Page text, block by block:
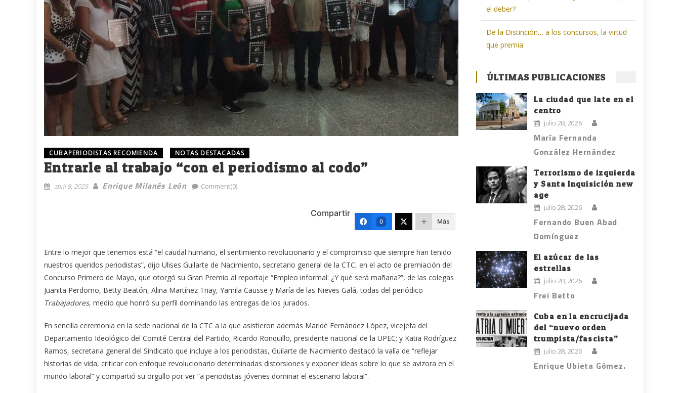
CUBAPERIODISTAS RECOMIENDA NOTAS DESTACADAS
Entrarle al trabajo “con el periodismo al codo”
abril 8, 2025 Enrique Milanés León Comment(0)
Compartir
0 Más
Entre lo mejor que tenemos está “el caudal humano, el sentimiento revolucionario y el compromiso que siempre han tenido
nuestros queridos periodistas”, dijo Ulises Guilarte de Nacimiento, secretario general de la CTC, en el acto de premiación del
Concurso Primero de Mayo, que otorgó su Gran Premio al reportaje “Empleo informal: ¿Y qué será mañana?”, de las colegas
Juanita Perdomo, Betty Beatón, Alina Martínez Triay, Yamila Causse y María de las Nieves Galá, todas del periódico
Trabajadores, medio que honró su perfil dominando las entregas de los jurados.
En sencilla ceremonia en la sede nacional de la CTC a la que asistieron además Maridé Fernández López, vicejefa del
Departamento Ideológico del Comité Central del Partido; Ricardo Ronquillo, presidente nacional de la UPEC; y Katia Rodríguez
Ramos, secretaria general del Sindicato que incluye a los periodistas, Guilarte de Nacimiento destacó la valía de “reflejar
historias de vida, criticar con enfoque revolucionario determinadas distorsiones y exponer ideas sobre lo que se avizora en el
mundo laboral” y compartió su orgullo por ver “a periodistas jóvenes dominar el escenario laboral”.
el deber?
De la Distinción… a los concursos, la virtud
que premia
ÚLTIMAS PUBLICACIONES
La ciudad que late en el
centro
julio 28, 2026
María Fernanda
González Hernández
Terrorismo de izquierda
y Santa Inquisición new
age
julio 28, 2026
Fernando Buen Abad
Domínguez
El azúcar de las
estrellas
julio 28, 2026
Frei Betto
Cuba en la encrucijada
del “nuevo orden
trumpista/fascista”
julio 28, 2026
Enrique Ubieta Gómez.